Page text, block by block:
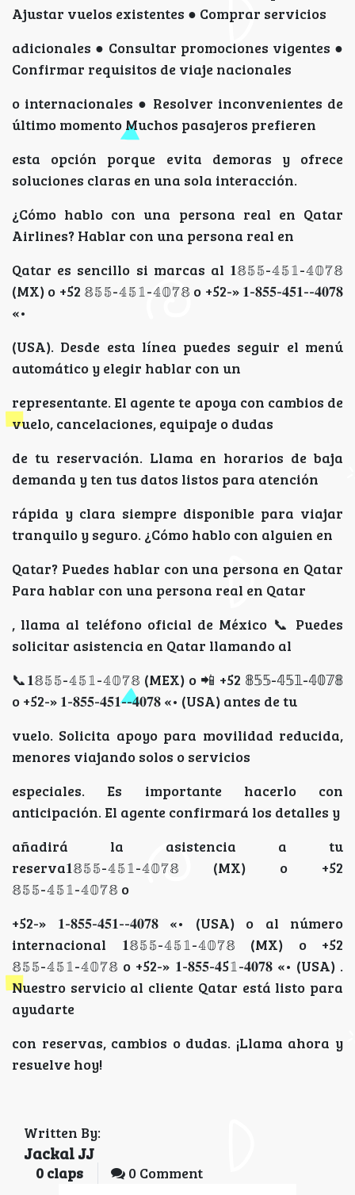
Ajustar vuelos existentes ● Comprar servicios
adicionales ● Consultar promociones vigentes ●
Confirmar requisitos de viaje nacionales
o internacionales ● Resolver inconvenientes de
último momento Muchos pasajeros prefieren
esta opción porque evita demoras y ofrece
soluciones claras en una sola interacción.
¿Cómo hablo con una persona real en Qatar
Airlines? Hablar con una persona real en
Qatar es sencillo si marcas al 𝟏𝟠𝟝𝟝-𝟜𝟝𝟙-𝟜𝟘𝟟𝟠
(MX) o +52 𝟠𝟝𝟝-𝟜𝟝𝟙-𝟜𝟘𝟟𝟠 o +52-» 𝟏-𝟖𝟓𝟓-𝟒𝟓𝟏--𝟒𝟎𝟕𝟖
«•
(USA). Desde esta línea puedes seguir el menú
automático y elegir hablar con un
representante. El agente te apoya con cambios de
vuelo, cancelaciones, equipaje o dudas
de tu reservación. Llama en horarios de baja
demanda y ten tus datos listos para atención
rápida y clara siempre disponible para viajar
tranquilo y seguro. ¿Cómo hablo con alguien en
Qatar? Puedes hablar con una persona en Qatar
Para hablar con una persona real en Qatar
, llama al teléfono oficial de México 📞 Puedes
solicitar asistencia en Qatar llamando al
📞𝟏𝟠𝟝𝟝-𝟜𝟝𝟙-𝟜𝟘𝟟𝟠 (MEX) o 📲 +52 𝟠𝟝𝟝-𝟜𝟝𝟙-𝟜𝟘𝟟𝟠
o +52-» 𝟏-𝟖𝟓𝟓-𝟒𝟓𝟏--𝟒𝟎𝟕𝟖 «• (USA) antes de tu
vuelo. Solicita apoyo para movilidad reducida,
menores viajando solos o servicios
especiales. Es importante hacerlo con
anticipación. El agente confirmará los detalles y
añadirá la asistencia a tu
reserva𝟏𝟠𝟝𝟝-𝟜𝟝𝟙-𝟜𝟘𝟟𝟠 (MX) o +52
𝟠𝟝𝟝-𝟜𝟝𝟙-𝟜𝟘𝟟𝟠 o
+52-» 𝟏-𝟖𝟓𝟓-𝟒𝟓𝟏--𝟒𝟎𝟕𝟖 «• (USA) o al número
internacional 𝟏𝟠𝟝𝟝-𝟜𝟝𝟙-𝟜𝟘𝟟𝟠 (MX) o +52
𝟠𝟝𝟝-𝟜𝟝𝟙-𝟜𝟘𝟟𝟠 o +52-» 𝟏-𝟖𝟓𝟓-𝟒5𝟙-𝟒𝟎𝟕𝟖 «• (USA) .
Nuestro servicio al cliente Qatar está listo para
ayudarte
con reservas, cambios o dudas. ¡Llama ahora y
resuelve hoy!
Written By:
Jackal JJ
0 claps 0 Comment